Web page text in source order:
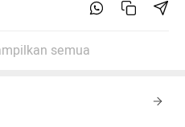
semua